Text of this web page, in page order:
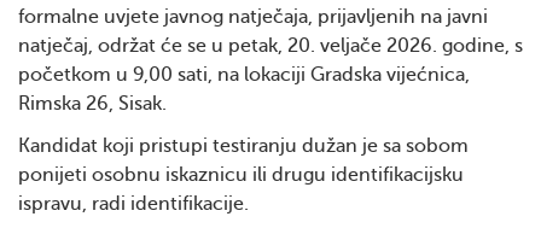
formalne uvjete javnog natječaja, prijavljenih na javni
natječaj, održat će se u petak, 20. veljače 2026. godine, s
početkom u 9,00 sati, na lokaciji Gradska vijećnica,
Rimska 26, Sisak.
Kandidat koji pristupi testiranju dužan je sa sobom
ponijeti osobnu iskaznicu ili drugu identifikacijsku
ispravu, radi identifikacije.